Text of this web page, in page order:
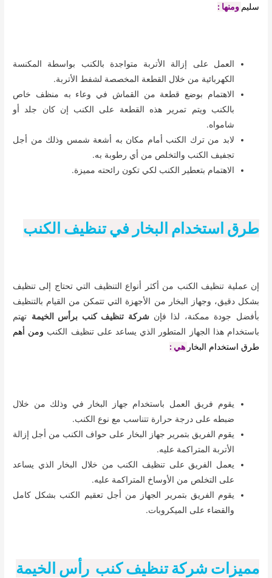
سليم ومنها :
العمل على إزالة الأتربة متواجدة بالكنب بواسطة المكنسة
الكهربائية من خلال القطعة المخصصة لشفط الأتربة.
الاهتمام بوضع قطعة من القماش في وعاء به منظف خاص
بالكنب ويتم تمرير هذه القطعة على الكنب إن كان جلد أو
شامواه.
لابد من ترك الكنب أمام مكان به أشعة شمس وذلك من أجل
تجفيف الكنب والتخلص من أي رطوبة به.
الاهتمام بتعطير الكنب لكي تكون رائحته مميزة.
طرق استخدام البخار في تنظيف الكنب
إن عملية تنظيف الكنب من أكثر أنواع التنظيف التي تحتاج إلى تنظيف
بشكل دقيق، وجهاز البخار من الأجهزة التي تتمكن من القيام بالتنظيف
بأفضل جودة ممكنة، لذا فإنشركة تنظيف كنب برأس الخيمة تهتم
باستخدام هذا الجهاز المتطور الذي يساعد على تنظيف الكنب ومن أهم
طرق استخدام البخار هي :
يقوم فريق العمل باستخدام جهاز البخار في وذلك من خلال
ضبطه على درجة حرارة تتناسب مع نوع الكنب.
يقوم الفريق بتمرير جهاز البخار على حواف الكنب من أجل إزالة
الأتربة المتراكمة عليه.
يعمل الفريق على تنظيف الكنب من خلال البخار الذي يساعد
على التخلص من الأوساخ المتراكمة عليه.
يقوم الفريق بتمرير الجهاز من أجل تعقيم الكنب بشكل كامل
والقضاء على الميكروبات.
مميزات شركة تنظيف كنب رأس الخيمة